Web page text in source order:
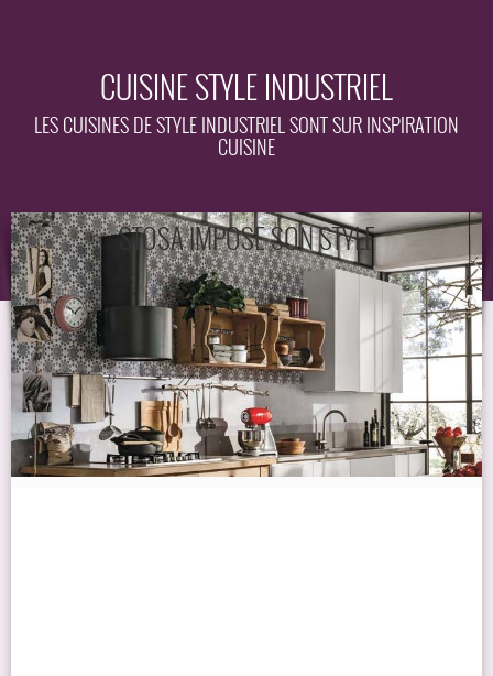
CUISINE STYLE INDUSTRIEL
LES CUISINES DE STYLE INDUSTRIEL SONT SUR INSPIRATION
CUISINE
STOSA IMPOSE SON STYLE